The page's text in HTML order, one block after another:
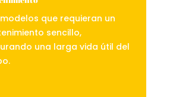
modelos que requieran un
sencillo,
una larga vida útil del